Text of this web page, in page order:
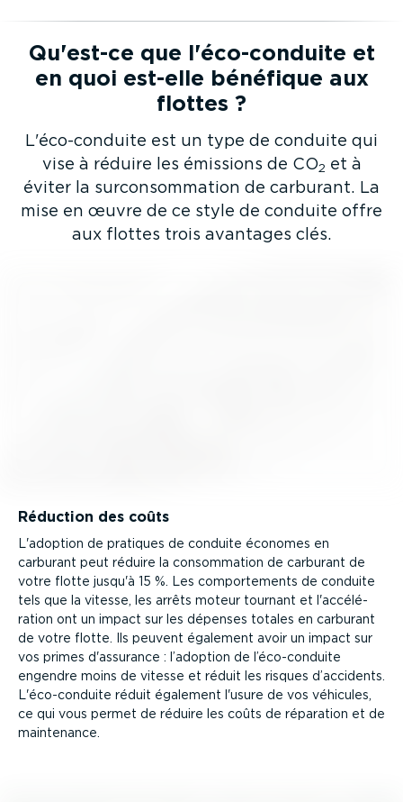
Qu'est-ce que l'éco-con­duite et
en quoi est-elle bénéfique aux
flottes ?
L'éco-con­duite est un type de conduite qui
vise à réduire les émissions de CO2 et à
éviter la surcon­som­mation de carburant. La
mise en œuvre de ce style de conduite offre
aux flottes trois avantages clés.
Réduction des coûts
L'adoption de pratiques de conduite économes en
carburant peut réduire la consom­mation de carburant de
votre flotte jusqu'à 15 %. Les compor­te­ments de conduite
tels que la vitesse, les arrêts moteur tournant et l'accélé­
ration ont un impact sur les dépenses totales en carburant
de votre flotte. Ils peuvent également avoir un impact sur
vos primes d'assurance : l’adoption de l’éco-con­duite
engendre moins de vitesse et réduit les risques d’accidents.
L'éco-con­duite réduit également l'usure de vos véhicules,
ce qui vous permet de réduire les coûts de réparation et de
maintenance.